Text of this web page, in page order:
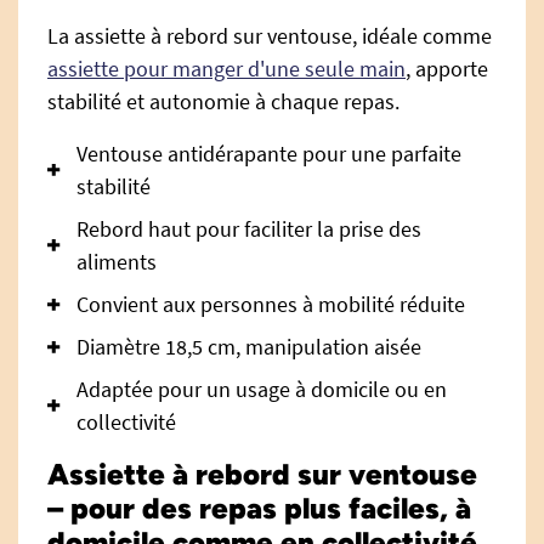
La assiette à rebord sur ventouse, idéale comme
assiette pour manger d'une seule main, apporte
stabilité et autonomie à chaque repas.
Ventouse antidérapante pour une parfaite
stabilité
Rebord haut pour faciliter la prise des
aliments
Convient aux personnes à mobilité réduite
Diamètre 18,5 cm, manipulation aisée
Adaptée pour un usage à domicile ou en
collectivité
Assiette à rebord sur ventouse
– pour des repas plus faciles, à